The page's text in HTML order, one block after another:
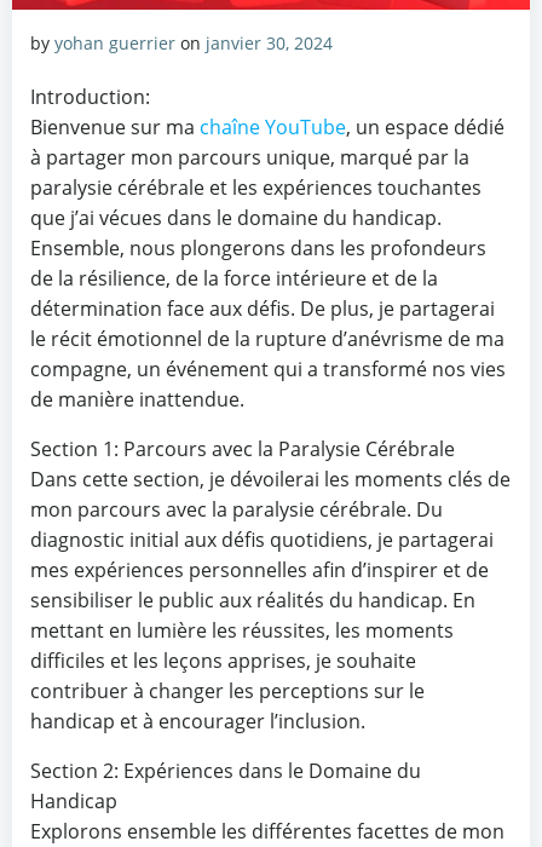
by yohan guerrier on janvier 30, 2024
Introduction:
Bienvenue sur ma chaîneYouTube, un espace dédié
à partager mon parcours unique, marqué par la
paralysie cérébrale et les expériences touchantes
que j’ai vécues dans le domaine du handicap.
Ensemble, nous plongerons dans les profondeurs
de la résilience, de la force intérieure et de la
détermination face aux défis. De plus, je partagerai
le récit émotionnel de la rupture d’anévrisme de ma
compagne, un événement qui a transformé nos vies
de manière inattendue.
Section 1: Parcours avec la Paralysie Cérébrale
Dans cette section, je dévoilerai les moments clés de
mon parcours avec la paralysie cérébrale. Du
diagnostic initial aux défis quotidiens, je partagerai
mes expériences personnelles afin d’inspirer et de
sensibiliser le public aux réalités du handicap. En
mettant en lumière les réussites, les moments
difficiles et les leçons apprises, je souhaite
contribuer à changer les perceptions sur le
handicap et à encourager l’inclusion.
Section 2: Expériences dans le Domaine du
Handicap
Explorons ensemble les différentes facettes de mon